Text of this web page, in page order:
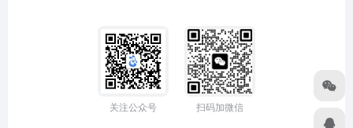
关注公众号 扫码加微信